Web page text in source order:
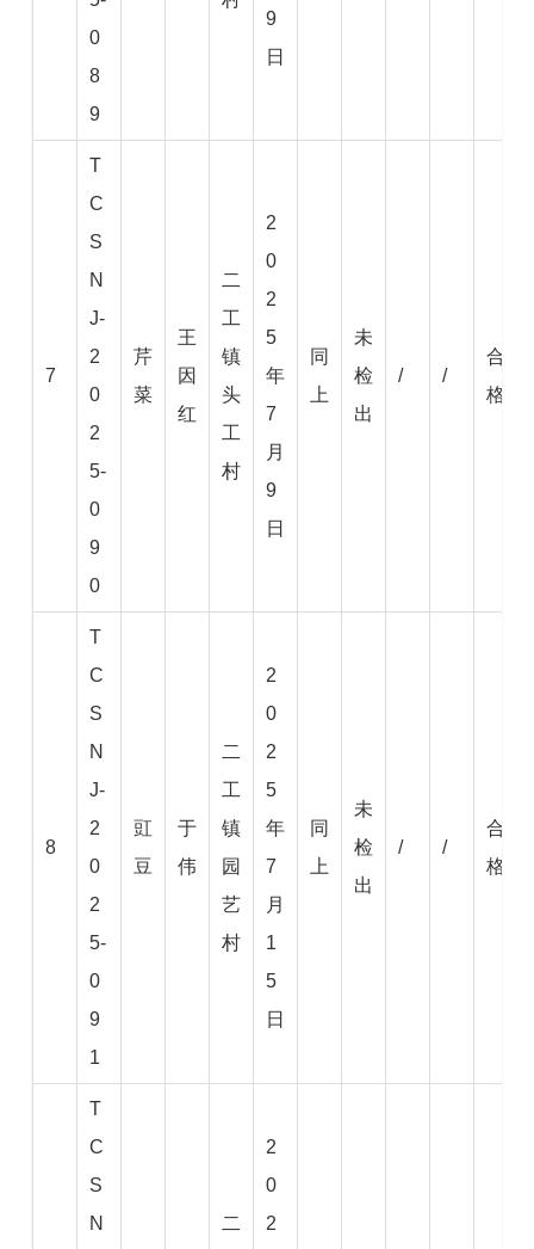
0
8
9
9
日
7
T
C
S
N
J-
2
0
2
5-
0
9
0
芹
菜
王
因
红
二
工
镇
头
工
村
2
0
2
5
年
7
月
9
日
同
上
未
检
出
/ /
合
格
8
T
C
S
N
J-
2
0
2
5-
0
9
1
豇
豆
于
伟
二
工
镇
园
艺
村
2
0
2
5
年
7
月
1
5
日
同
上
未
检
出
/ /
合
格
T
C
S
N
二
2
0
2